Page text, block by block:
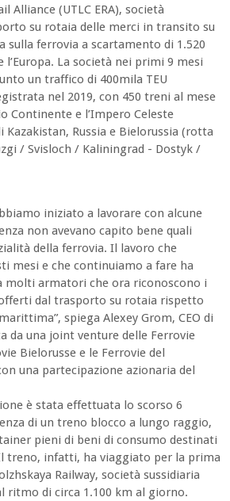
Alliance (UTLC ERA), società
su rotaia delle merci in transito su
sulla ferrovia a scartamento di 1.520
La società nei primi 9 mesi
un traffico di 400mila TEU
nel 2019, con 450 treni al mese
Continente e l’Impero Celeste
Russia e Bielorussia (rotta
/ Svisloch / Kaliningrad - Dostyk /
iniziato a lavorare con alcune
non avevano capito bene quali
della ferrovia. Il lavoro che
mesi e che continuiamo a fare ha
molti armatori che ora riconoscono i
dal trasporto su rotaia rispetto
spiega Alexey Grom, CEO di
da una joint venture delle Ferrovie
Bielorusse e le Ferrovie del
una partecipazione azionaria del
è stata effettuata lo scorso 6
di un treno blocco a lungo raggio,
pieni di beni di consumo destinati
treno, infatti, ha viaggiato per la prima
Railway, società sussidiaria
ritmo di circa 1.100 km al giorno.